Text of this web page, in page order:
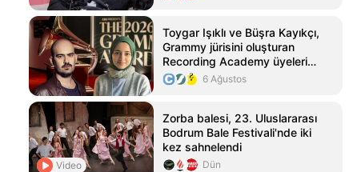
Toygar Işıklı ve Büşra Kayıkçı,
Grammy jürisini oluşturan
Recording Academy üyeleri
arasına seçildi
6 Ağustos
Video
Zorba balesi, 23. Uluslararası
Bodrum Bale Festivali'nde iki
kez sahnelendi
Dün